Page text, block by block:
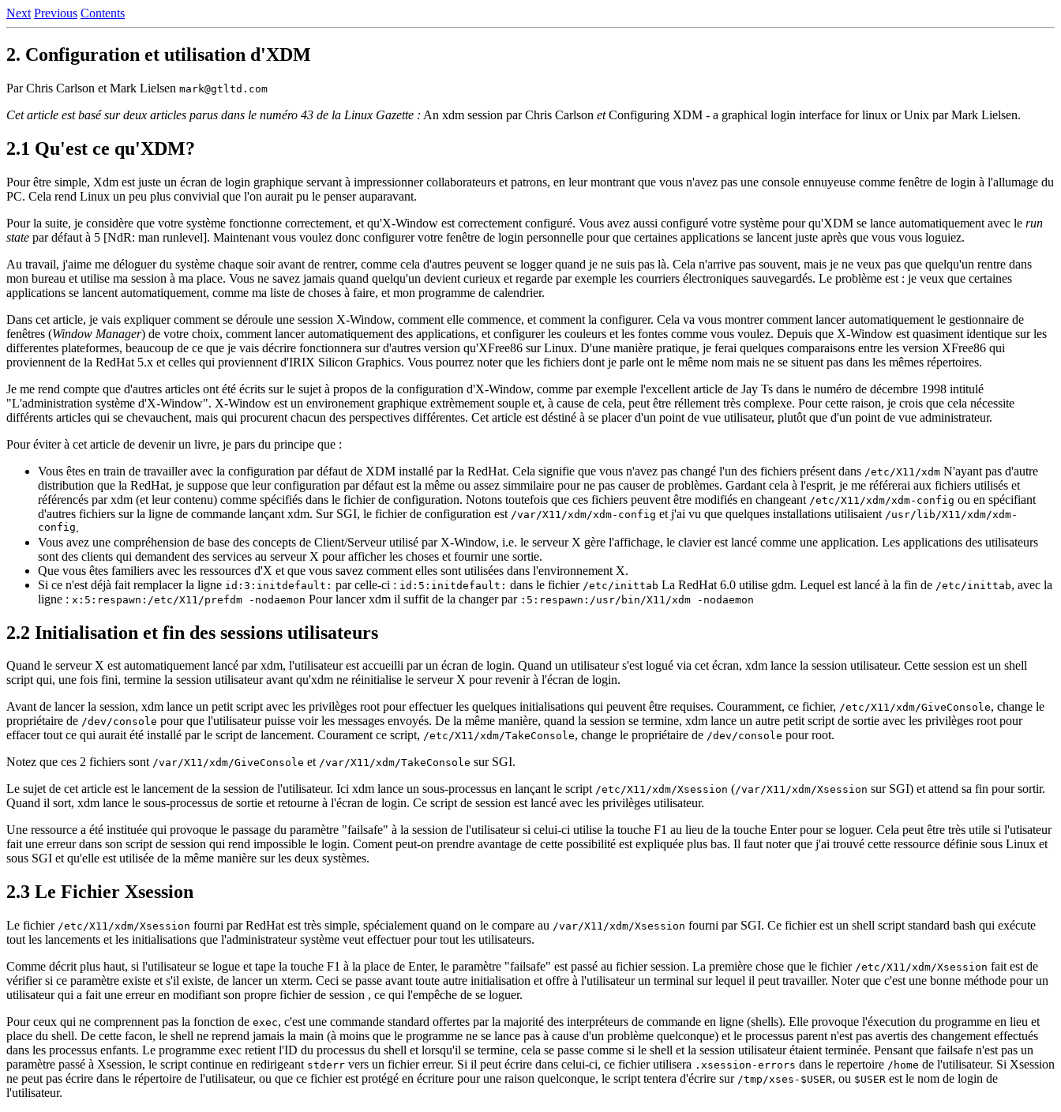
Next Previous Contents
2. Configuration et utilisation d'XDM
Par Chris Carlson et Mark Lielsen mark@gtltd.com
Cet article est basé sur deux articles parus dans le numéro 43 de la Linux Gazette : An xdm session par Chris Carlson etConfiguring XDM - a graphical login interface for linux or Unix par Mark Lielsen.
2.1 Qu'est ce qu'XDM?
Pour être simple, Xdm est juste un écran de login graphique servant à impressionner collaborateurs et patrons, en leur montrant que vous n'avez pas une console ennuyeuse comme fenêtre de login à l'allumage du
PC. Cela rend Linux un peu plus convivial que l'on aurait pu le penser auparavant.
Pour la suite, je considère que votre système fonctionne correctement, et qu'X-Window est correctement configuré. Vous avez aussi configuré votre système pour qu'XDM se lance automatiquement avec le run
state par défaut à 5 [NdR: man runlevel]. Maintenant vous voulez donc configurer votre fenêtre de login personnelle pour que certaines applications se lancent juste après que vous vous loguiez.
Au travail, j'aime me déloguer du système chaque soir avant de rentrer, comme cela d'autres peuvent se logger quand je ne suis pas là. Cela n'arrive pas souvent, mais je ne veux pas que quelqu'un rentre dans
mon bureau et utilise ma session à ma place. Vous ne savez jamais quand quelqu'un devient curieux et regarde par exemple les courriers électroniques sauvegardés. Le problème est : je veux que certaines
applications se lancent automatiquement, comme ma liste de choses à faire, et mon programme de calendrier.
Dans cet article, je vais expliquer comment se déroule une session X-Window, comment elle commence, et comment la configurer. Cela va vous montrer comment lancer automatiquement le gestionnaire de
fenêtres (Window Manager) de votre choix, comment lancer automatiquement des applications, et configurer les couleurs et les fontes comme vous voulez. Depuis que X-Window est quasiment identique sur les
differentes plateformes, beaucoup de ce que je vais décrire fonctionnera sur d'autres version qu'XFree86 sur Linux. D'une manière pratique, je ferai quelques comparaisons entre les version XFree86 qui
proviennent de la RedHat 5.x et celles qui proviennent d'IRIX Silicon Graphics. Vous pourrez noter que les fichiers dont je parle ont le même nom mais ne se situent pas dans les mêmes répertoires.
Je me rend compte que d'autres articles ont été écrits sur le sujet à propos de la configuration d'X-Window, comme par exemple l'excellent article de Jay Ts dans le numéro de décembre 1998 intitulé
"L'administration système d'X-Window". X-Window est un environement graphique extrèmement souple et, à cause de cela, peut être réllement très complexe. Pour cette raison, je crois que cela nécessite
différents articles qui se chevauchent, mais qui procurent chacun des perspectives différentes. Cet article est déstiné à se placer d'un point de vue utilisateur, plutôt que d'un point de vue administrateur.
Pour éviter à cet article de devenir un livre, je pars du principe que :
Vous êtes en train de travailler avec la configuration par défaut de XDM installé par la RedHat. Cela signifie que vous n'avez pas changé l'un des fichiers présent dans /etc/X11/xdm N'ayant pas d'autre
distribution que la RedHat, je suppose que leur configuration par défaut est la même ou assez simmilaire pour ne pas causer de problèmes. Gardant cela à l'esprit, je me référerai aux fichiers utilisés et
référencés par xdm (et leur contenu) comme spécifiés dans le fichier de configuration. Notons toutefois que ces fichiers peuvent être modifiés en changeant /etc/X11/xdm/xdm-config ou en spécifiant
d'autres fichiers sur la ligne de commande lançant xdm. Sur SGI, le fichier de configuration est /var/X11/xdm/xdm-config et j'ai vu que quelques installations utilisaient /usr/lib/X11/xdm/xdm-
config.
Vous avez une compréhension de base des concepts de Client/Serveur utilisé par X-Window, i.e. le serveur X gère l'affichage, le clavier est lancé comme une application. Les applications des utilisateurs
sont des clients qui demandent des services au serveur X pour afficher les choses et fournir une sortie.
Que vous êtes familiers avec les ressources d'X et que vous savez comment elles sont utilisées dans l'environnement X.
Si ce n'est déjà fait remplacer la ligne id:3:initdefault: par celle-ci : id:5:initdefault: dans le fichier /etc/inittab La RedHat 6.0 utilise gdm. Lequel est lancé à la fin de /etc/inittab, avec la
ligne : x:5:respawn:/etc/X11/prefdm -nodaemon Pour lancer xdm il suffit de la changer par :5:respawn:/usr/bin/X11/xdm -nodaemon
2.2 Initialisation et fin des sessions utilisateurs
Quand le serveur X est automatiquement lancé par xdm, l'utilisateur est accueilli par un écran de login. Quand un utilisateur s'est logué via cet écran, xdm lance la session utilisateur. Cette session est un shell
script qui, une fois fini, termine la session utilisateur avant qu'xdm ne réinitialise le serveur X pour revenir à l'écran de login.
Avant de lancer la session, xdm lance un petit script avec les privilèges root pour effectuer les quelques initialisations qui peuvent être requises. Couramment, ce fichier, /etc/X11/xdm/GiveConsole, change le
propriétaire de /dev/console pour que l'utilisateur puisse voir les messages envoyés. De la même manière, quand la session se termine, xdm lance un autre petit script de sortie avec les privilèges root pour
effacer tout ce qui aurait été installé par le script de lancement. Courament ce script, /etc/X11/xdm/TakeConsole, change le propriétaire de /dev/console pour root.
Notez que ces 2 fichiers sont /var/X11/xdm/GiveConsole et /var/X11/xdm/TakeConsole sur SGI.
Le sujet de cet article est le lancement de la session de l'utilisateur. Ici xdm lance un sous-processus en lançant le script /etc/X11/xdm/Xsession (/var/X11/xdm/Xsession sur SGI) et attend sa fin pour sortir.
Quand il sort, xdm lance le sous-processus de sortie et retourne à l'écran de login. Ce script de session est lancé avec les privilèges utilisateur.
Une ressource a été instituée qui provoque le passage du paramètre "failsafe" à la session de l'utilisateur si celui-ci utilise la touche F1 au lieu de la touche Enter pour se loguer. Cela peut être très utile si l'utisateur
fait une erreur dans son script de session qui rend impossible le login. Coment peut-on prendre avantage de cette possibilité est expliquée plus bas. Il faut noter que j'ai trouvé cette ressource définie sous Linux et
sous SGI et qu'elle est utilisée de la même manière sur les deux systèmes.
2.3 Le Fichier Xsession
Le fichier /etc/X11/xdm/Xsession fourni par RedHat est très simple, spécialement quand on le compare au /var/X11/xdm/Xsession fourni par SGI. Ce fichier est un shell script standard bash qui exécute
tout les lancements et les initialisations que l'administrateur système veut effectuer pour tout les utilisateurs.
Comme décrit plus haut, si l'utilisateur se logue et tape la touche F1 à la place de Enter, le paramètre "failsafe" est passé au fichier session. La première chose que le fichier /etc/X11/xdm/Xsession fait est de
vérifier si ce paramètre existe et s'il existe, de lancer un xterm. Ceci se passe avant toute autre initialisation et offre à l'utilisateur un terminal sur lequel il peut travailler. Noter que c'est une bonne méthode pour un
utilisateur qui a fait une erreur en modifiant son propre fichier de session , ce qui l'empêche de se loguer.
Pour ceux qui ne comprennent pas la fonction de exec, c'est une commande standard offertes par la majorité des interpréteurs de commande en ligne (shells). Elle provoque l'éxecution du programme en lieu et
place du shell. De cette facon, le shell ne reprend jamais la main (à moins que le programme ne se lance pas à cause d'un problème quelconque) et le processus parent n'est pas avertis des changement effectués
dans les processus enfants. Le programme exec retient l'ID du processus du shell et lorsqu'il se termine, cela se passe comme si le shell et la session utilisateur étaient terminée. Pensant que failsafe n'est pas un
paramètre passé à Xsession, le script continue en redirigeant stderr vers un fichier erreur. Si il peut écrire dans celui-ci, ce fichier utilisera .xsession-errors dans le repertoire /home de l'utilisateur. Si Xsession
ne peut pas écrire dans le répertoire de l'utilisateur, ou que ce fichier est protégé en écriture pour une raison quelconque, le script tentera d'écrire sur /tmp/xses-$USER, ou $USER est le nom de login de
l'utilisateur.